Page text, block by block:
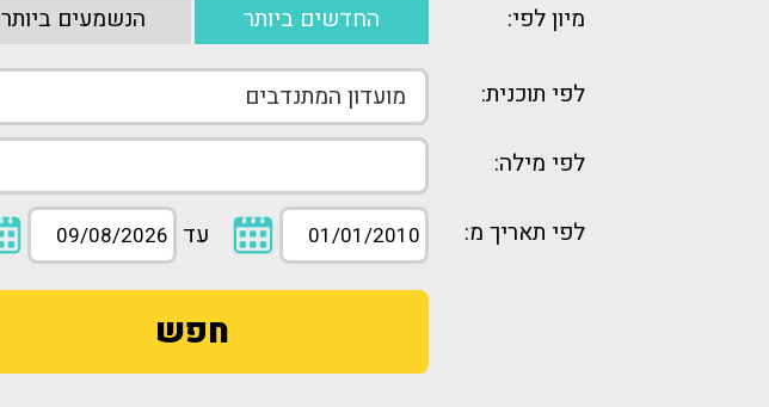
מיון לפי: החדשים ביותר הנשמעים ביותר
לפי תוכנית:
לפי מילה:
לפי תאריך מ: עד
חפש